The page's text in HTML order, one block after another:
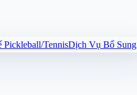
Pickleball/TennisDịch Vụ Bổ Sung